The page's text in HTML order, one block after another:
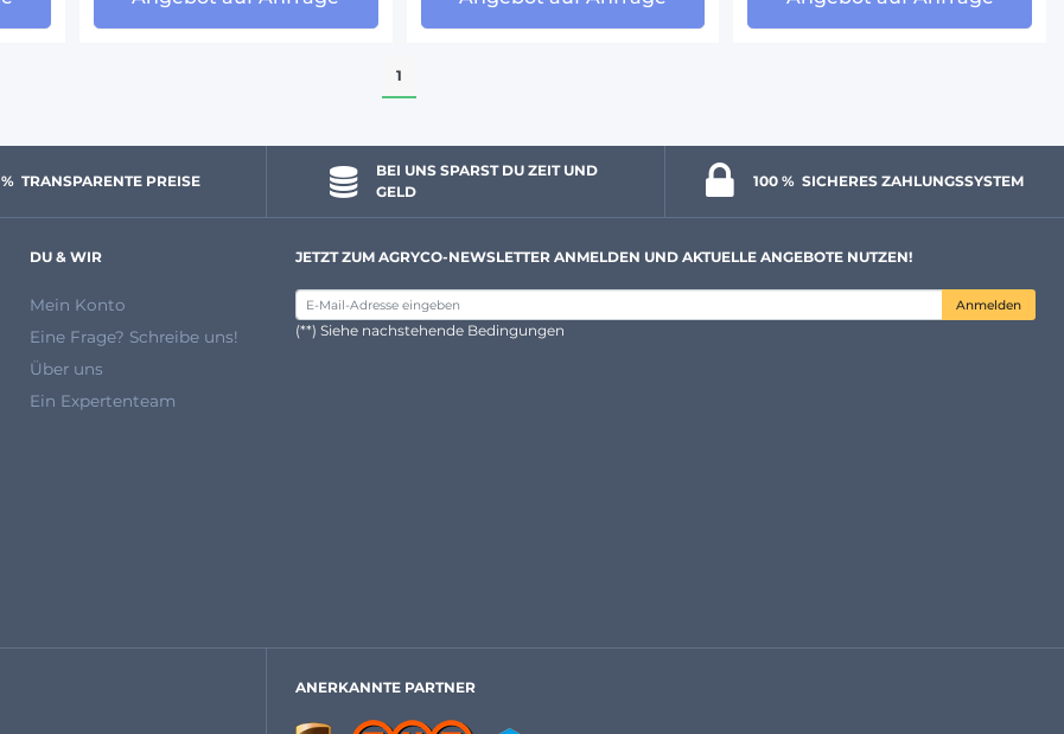
1
TRANSPARENTE PREISE
BEI UNS SPARST DU ZEIT UND
GELD
100 % SICHERES ZAHLUNGSSYSTEM
DU & WIR
Mein Konto
Eine Frage? Schreibe uns!
Über uns
Ein Expertenteam
JETZT ZUM AGRYCO-NEWSLETTER ANMELDEN UND AKTUELLE ANGEBOTE NUTZEN!
Anmelden
(**) Siehe nachstehende Bedingungen
ANERKANNTE PARTNER